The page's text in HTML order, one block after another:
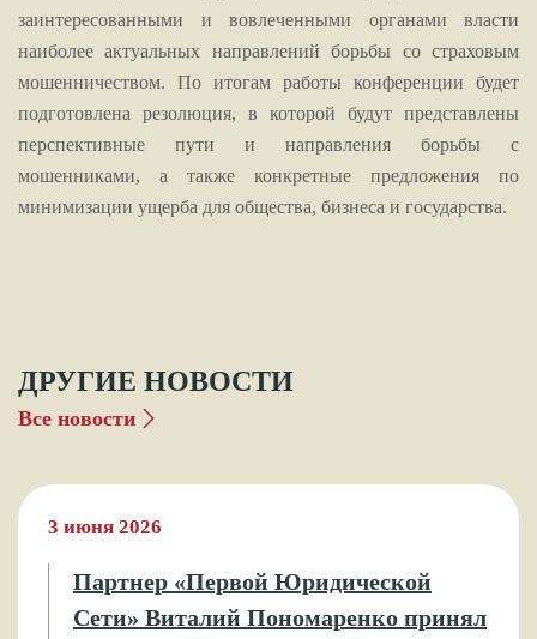
заинтересованными и вовлеченными органами власти
наиболее актуальных направлений борьбы со страховым
мошенничеством. По итогам работы конференции будет
подготовлена резолюция, в которой будут представлены
перспективные пути и направления борьбы с
мошенниками, а также конкретные предложения по
минимизации ущерба для общества, бизнеса и государства.
ДРУГИЕ НОВОСТИ
Все новости
3 июня 2026
Партнер «Первой Юридической
Сети» Виталий Пономаренко принял